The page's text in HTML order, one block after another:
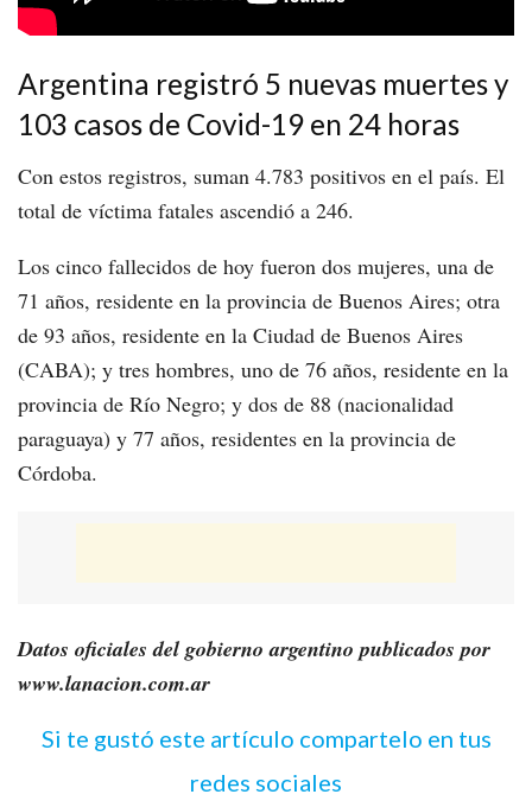
Argentina registró 5 nuevas muertes y
103 casos de Covid-19 en 24 horas
Con estos registros, suman 4.783 positivos en el país. El
total de víctima fatales ascendió a 246.
Los cinco fallecidos de hoy fueron dos mujeres, una de
71 años, residente en la provincia de Buenos Aires; otra
de 93 años, residente en la Ciudad de Buenos Aires
(CABA); y tres hombres, uno de 76 años, residente en la
provincia de Río Negro; y dos de 88 (nacionalidad
paraguaya) y 77 años, residentes en la provincia de
Córdoba.
Datos oficiales del gobierno argentino publicados por
www.lanacion.com.ar
Si te gustó este artículo compartelo en tus
redes sociales